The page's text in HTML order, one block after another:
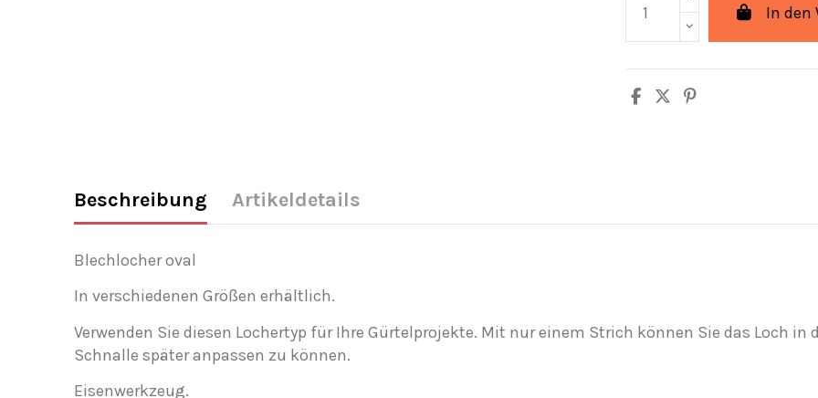
In den
Beschreibung Artikeldetails
Blechlocher oval
In verschiedenen Größen erhältlich.
Verwenden Sie diesen Lochertyp für Ihre Gürtelprojekte. Mit nur einem Strich können Sie das Loch
Schnalle später anpassen zu können.
Eisenwerkzeug.